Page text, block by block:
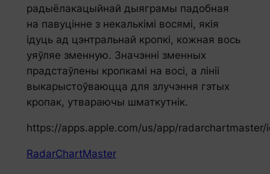
радыёлакацыйнай дыяграмы падобная
на павуцінне з некалькімі восямі, якія
ідуць ад цэнтральнай кропкі, кожная вось
уяўляе зменную. Значэнні зменных
прадстаўлены кропкамі на восі, а лініі
выкарыстоўваюцца для злучэння гэтых
кропак, утвараючы шматкутнік.
https://apps.apple.com/us/app/radarchartmaster/
RadarChartMaster